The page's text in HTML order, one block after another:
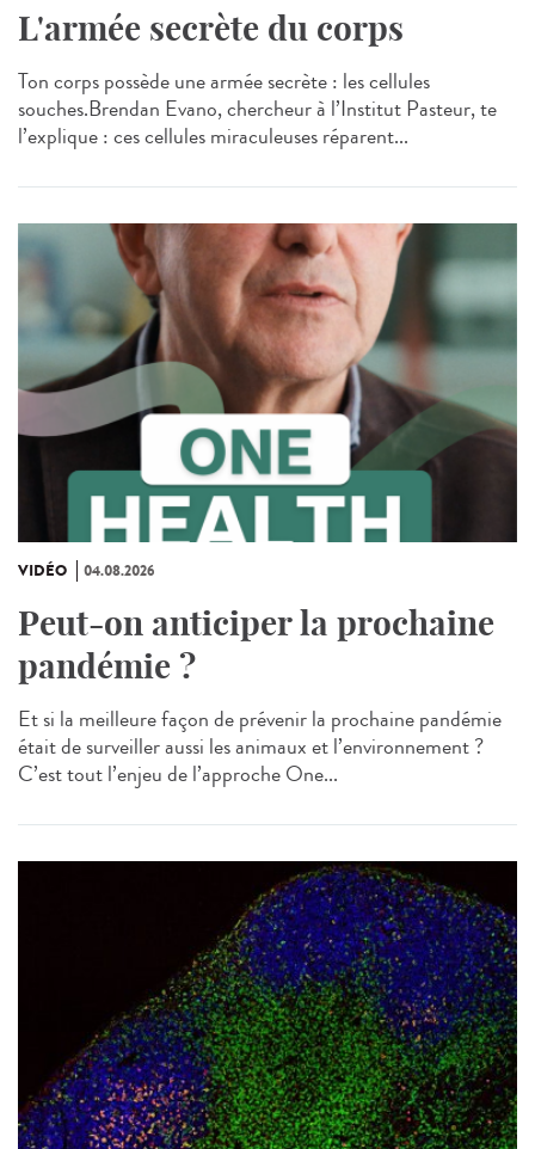
L'armée secrète du corps
Ton corps possède une armée secrète : les cellules
souches.Brendan Evano, chercheur à l’Institut Pasteur, te
l’explique : ces cellules miraculeuses réparent...
VIDÉO 04.08.2026
Peut-on anticiper la prochaine
pandémie ?
Et si la meilleure façon de prévenir la prochaine pandémie
était de surveiller aussi les animaux et l’environnement ?
C’est tout l’enjeu de l’approche One...